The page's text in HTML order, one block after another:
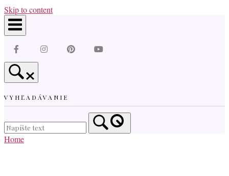
Skip to content
VYHĽADÁVANIE
Home